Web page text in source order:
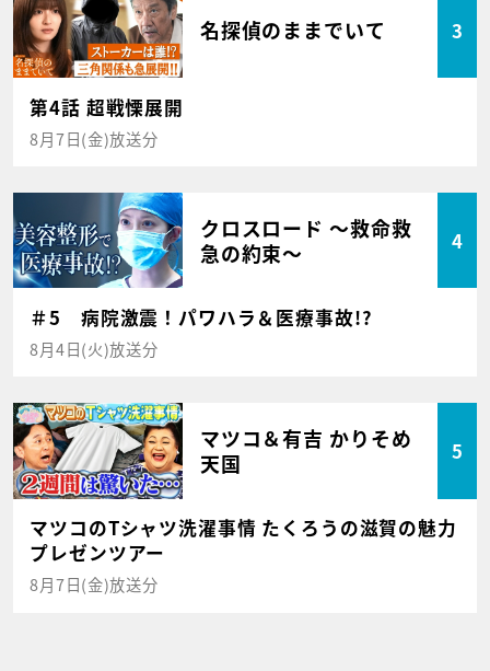
名探偵のままでいて 3
第4話 超戦慄展開
8月7日(金)放送分
クロスロード ～救命救
急の約束～
4
＃5 病院激震！パワハラ＆医療事故!?
8月4日(火)放送分
マツコ＆有吉 かりそめ
天国
5
マツコのTシャツ洗濯事情 たくろうの滋賀の魅力
プレゼンツアー
8月7日(金)放送分